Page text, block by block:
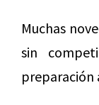
Muchas
sin
preparación